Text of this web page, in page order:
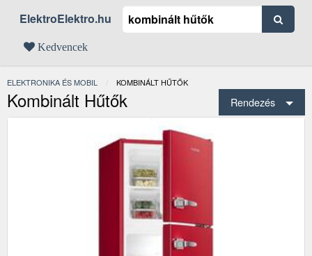
ElektroElektro.hu
Kedvencek
ELEKTRONIKA ÉS MOBIL JELENLEGI:
KOMBINÁLT HŰTŐK
Kombinált Hűtők Rendezés